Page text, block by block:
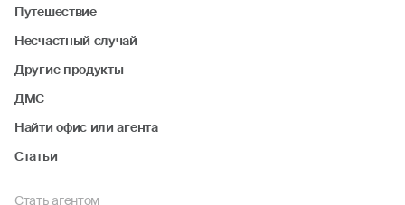
Путешествие
Несчастный случай
Другие продукты
ДМС
Найти офис или агента
Статьи
Стать агентом